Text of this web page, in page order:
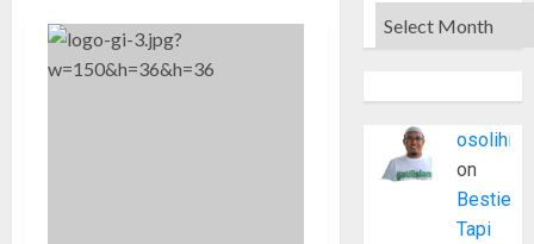
Archives
osolihin
on
Bestie
Tapi